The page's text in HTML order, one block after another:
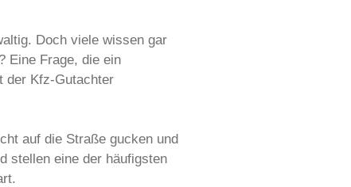
Doch viele wissen gar
Eine Frage, die ein
der Kfz-Gutachter
auf die Straße gucken und
stellen eine der häufigsten